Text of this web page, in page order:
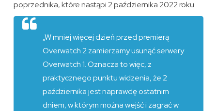
poprzednika, które nastąpi 2 października 2022 roku.
„W mniej więcej dzień przed premierą
Overwatch 2 zamierzamy usunąć serwery
Overwatch 1. Oznacza to więc, z
praktycznego punktu widzenia, że ​​2
października jest naprawdę ostatnim
dniem, w którym można wejść i zagrać w